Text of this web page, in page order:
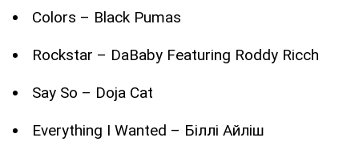
Colors – Black Pumas
Rockstar – DaBaby Featuring Roddy Ricch
Say So – Doja Cat
Everything I Wanted – Біллі Айліш